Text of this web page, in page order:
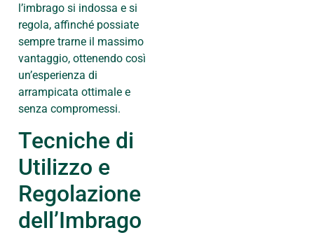
l’imbrago si indossa e si
regola, affinché possiate
sempre trarne il massimo
vantaggio, ottenendo così
un’esperienza di
arrampicata ottimale e
senza compromessi.
Tecniche di
Utilizzo e
Regolazione
dell’Imbrago